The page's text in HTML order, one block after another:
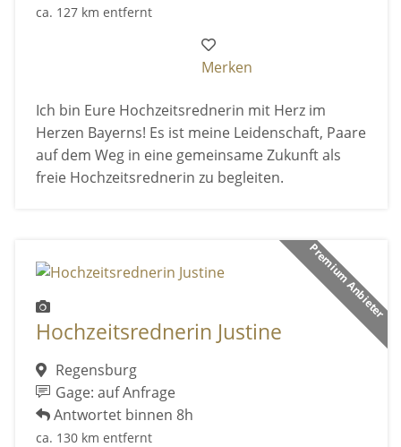
ca. 127 km entfernt
Merken
Ich bin Eure Hochzeitsrednerin mit Herz im
Herzen Bayerns! Es ist meine Leidenschaft, Paare
auf dem Weg in eine gemeinsame Zukunft als
freie Hochzeitsrednerin zu begleiten.
Premium Anbieter
Hochzeitsrednerin Justine
Regensburg
Gage: auf Anfrage
Antwortet binnen 8h
ca. 130 km entfernt